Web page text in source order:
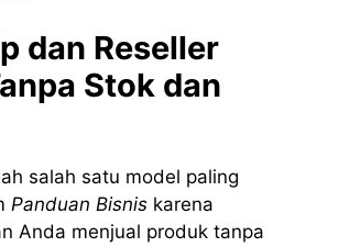
dan Reseller
Stok dan
salah satu model paling
Panduan Bisnis karena
Anda menjual produk tanpa